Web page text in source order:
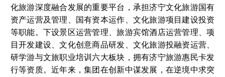
化旅游深度融合发展的重要平台，承担济宁文化旅游国有
资产运营及管理、国有资本运作、文化旅游项目建设投资
等职能。下设景区运营管理、旅游宾馆酒店运营管理、项
目开发建设、文化创意商品研发、文化旅游投融资运营、
研学游与文旅职业培训六大板块，拥有济宁旅游惠民卡发
行等资质。近年来，集团在创新中谋发展，在逆境中求突